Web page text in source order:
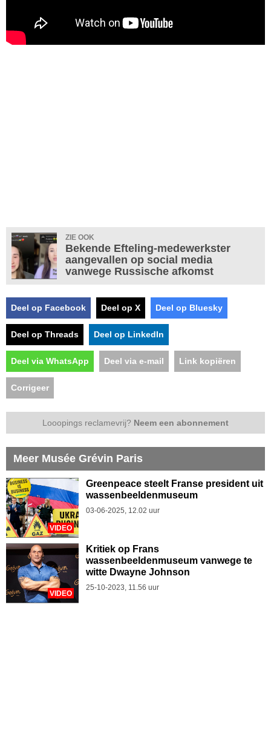
ZIE OOK
Bekende Efteling-medewerkster
aangevallen op social media
vanwege Russische afkomst
Deel op Facebook Deel op X Deel op Bluesky
Deel op Threads Deel op LinkedIn
Deel via WhatsApp Deel via e-mail Link kopiëren
Corrigeer
Looopings reclamevrij? Neem een abonnement
Meer Musée Grévin Paris
VIDEO
Greenpeace steelt Franse president uit
wassenbeeldenmuseum
03-06-2025, 12.02 uur
VIDEO
Kritiek op Frans
wassenbeeldenmuseum vanwege te
witte Dwayne Johnson
25-10-2023, 11.56 uur